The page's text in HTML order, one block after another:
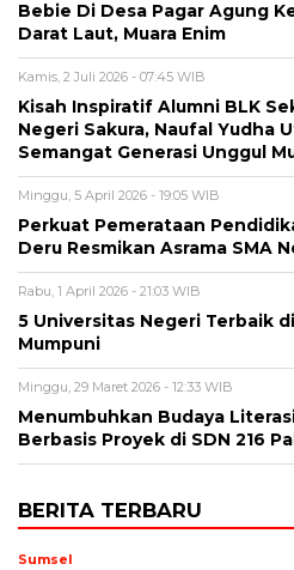
Bebie Di Desa Pagar Agung
Darat Laut, Muara Enim
Kamis, 2 Juli 2026 - 07:45 WIB
Kisah Inspiratif Alumni BLK
Negeri Sakura, Naufal Yudha
Semangat Generasi Unggul
Minggu, 5 April 2026 - 19:05 WIB
Perkuat Pemerataan
Deru Resmikan Asrama SMA
Rabu, 1 April 2026 - 21:03 WIB
5 Universitas Negeri Terbaik
Mumpuni
Minggu, 29 Maret 2026 - 12:33 WIB
Menumbuhkan Budaya
Berbasis Proyek di SDN 216
BERITA TERBARU
Sumsel